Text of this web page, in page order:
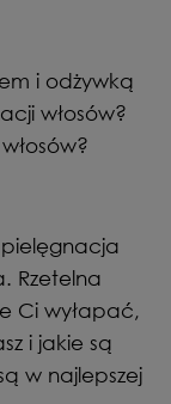
i odżywką
włosów?
Rzetelna
Ci wyłapać,
i jakie są
w najlepszej